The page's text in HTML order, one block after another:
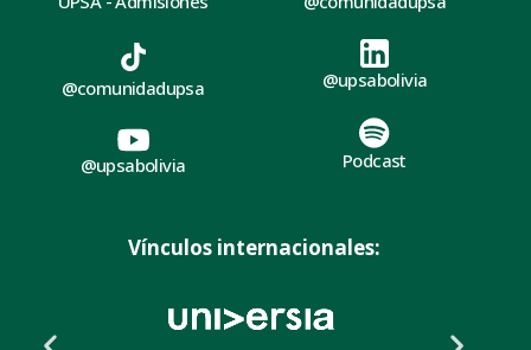
@comunidadupsa
@upsabolivia
@upsabolivia
Podcast
Vínculos internacionales: